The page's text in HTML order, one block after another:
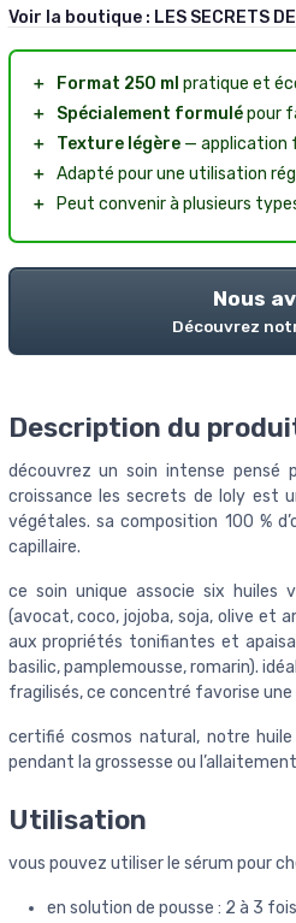
Voir la boutique : LES SECRETS
＋ Format 250 ml pratique et
＋
Spécialement formulépour
＋
Texture légère— application
＋ Adapté pour une utilisation
＋
Peut convenir à plusieurs
Nous
Découvrez
Description du
découvrez un soin intense pensé
croissance les secrets de loly est
végétales. sa composition 100 %
capillaire.
ce soin unique associe six huiles
(avocat, coco, jojoba, soja, olive et
aux propriétés tonifiantes et
basilic, pamplemousse, romarin).
fragilisés, ce concentré favorise
certifié cosmos natural, notre
pendant la grossesse ou
Utilisation
vous pouvez utiliser le sérum pour
en solution de pousse : 2 à 3